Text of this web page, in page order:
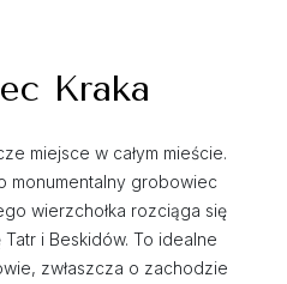
Kraka
miejsce w całym mieście.
monumentalny grobowiec
wierzchołka rozciąga się
i Beskidów. To idealne
zwłaszcza o zachodzie